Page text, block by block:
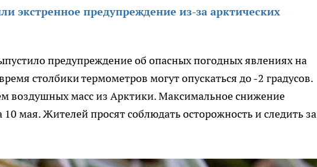
экстренное предупреждение из-за арктических
предупреждение об опасных погодных явлениях на
столбики термометров могут опускаться до -2 градусов.
воздушных масс из Арктики. Максимальное снижение
мая. Жителей просят соблюдать осторожность и следить за